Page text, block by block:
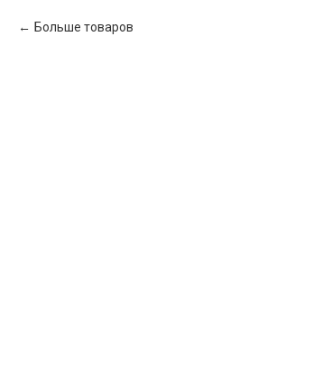
Больше товаров